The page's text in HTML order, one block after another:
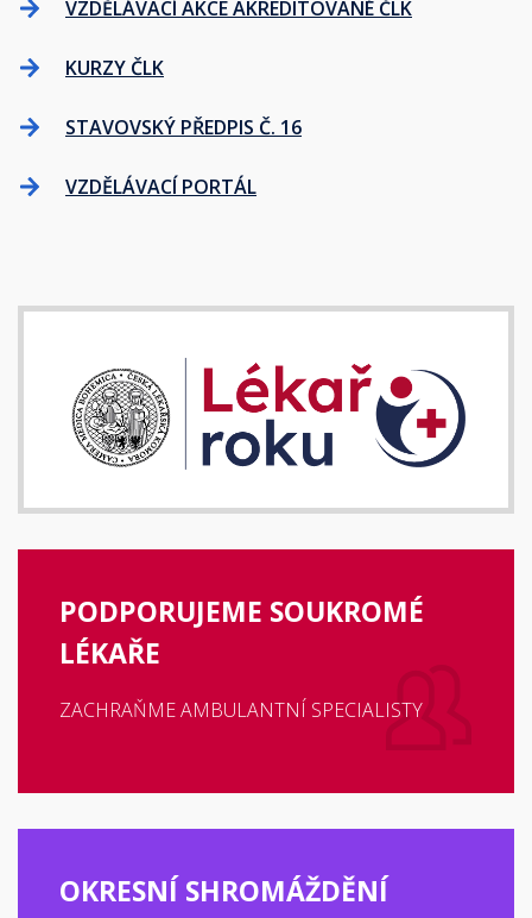
VZDĚLÁVACÍ AKCE AKREDITOVANÉ ČLK
KURZY ČLK
STAVOVSKÝ PŘEDPIS Č. 16
VZDĚLÁVACÍ PORTÁL
PODPORUJEME SOUKROMÉ
LÉKAŘE
ZACHRAŇME AMBULANTNÍ SPECIALISTY
OKRESNÍ SHROMÁŽDĚNÍ